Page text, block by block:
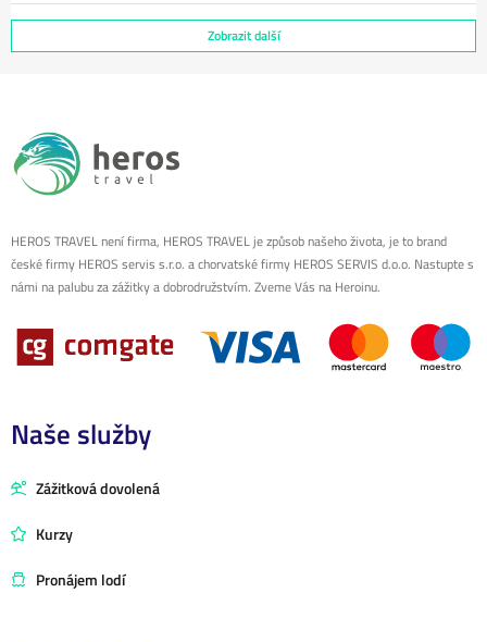
Zobrazit další
HEROS TRAVEL není firma, HEROS TRAVEL je způsob našeho života, je to brand
české firmy HEROS servis s.r.o. a chorvatské firmy HEROS SERVIS d.o.o. Nastupte s
námi na palubu za zážitky a dobrodružstvím. Zveme Vás na Heroinu.
Naše služby
Zážitková dovolená
Kurzy
Pronájem lodí